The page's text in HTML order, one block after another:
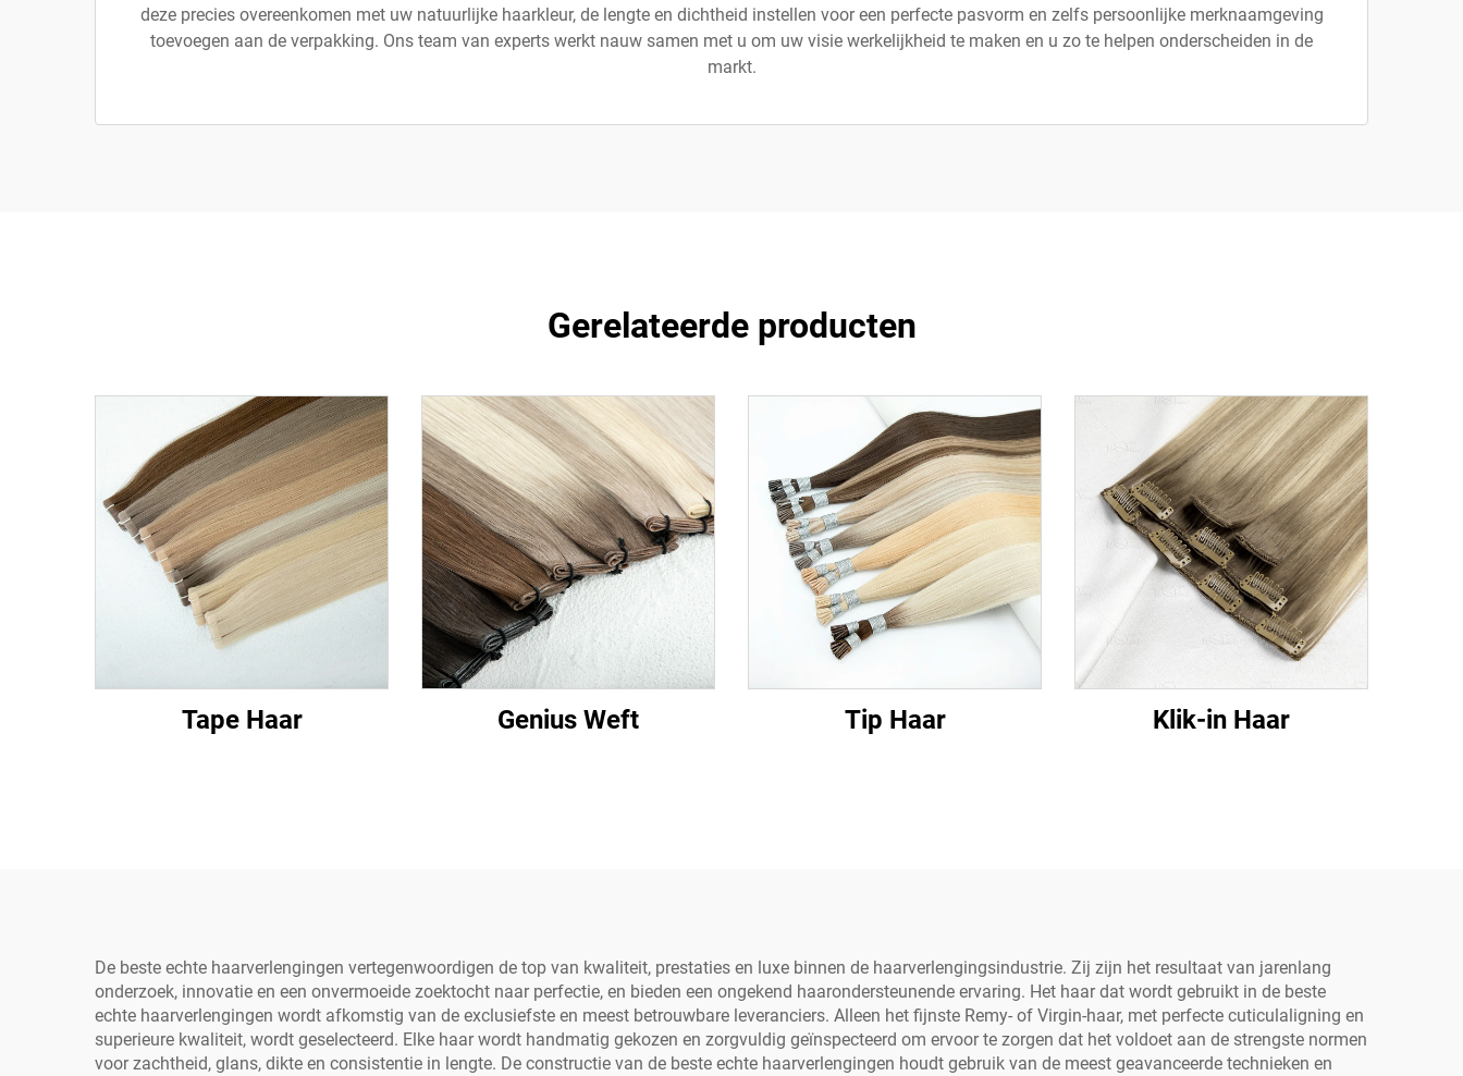
deze precies overeenkomen met uw natuurlijke haarkleur, de lengte en dichtheid instellen voor een perfecte pasvorm en zelfs persoonlijke merknaamgeving
toevoegen aan de verpakking. Ons team van experts werkt nauw samen met u om uw visie werkelijkheid te maken en u zo te helpen onderscheiden in de
markt.
Gerelateerde producten
Tape Haar Genius Weft Tip Haar Klik-in Haar
De beste echte haarverlengingen vertegenwoordigen de top van kwaliteit, prestaties en luxe binnen de haarverlengingsindustrie. Zij zijn het resultaat van jarenlang
onderzoek, innovatie en een onvermoeide zoektocht naar perfectie, en bieden een ongekend haarondersteunende ervaring. Het haar dat wordt gebruikt in de beste
echte haarverlengingen wordt afkomstig van de exclusiefste en meest betrouwbare leveranciers. Alleen het fijnste Remy- of Virgin-haar, met perfecte cuticulaligning en
superieure kwaliteit, wordt geselecteerd. Elke haar wordt handmatig gekozen en zorgvuldig geïnspecteerd om ervoor te zorgen dat het voldoet aan de strengste normen
voor zachtheid, glans, dikte en consistentie in lengte. De constructie van de beste echte haarverlengingen houdt gebruik van de meest geavanceerde technieken en